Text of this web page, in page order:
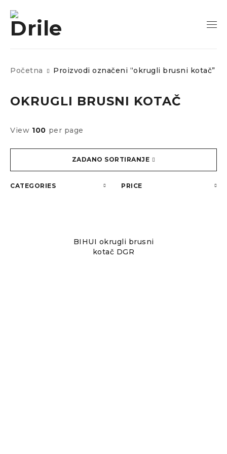
Početna Proizvodi označeni “okrugli brusni kotač”
OKRUGLI BRUSNI KOTAČ
ZADANO SORTIRANJE
View 100 per page
CATEGORIES PRICE
BIHUI okrugli brusni
kotač DGR